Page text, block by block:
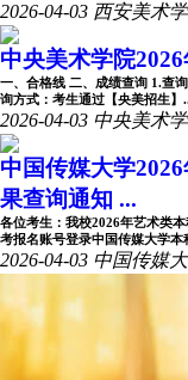
2026-04-03 西安美术
中央美术学院
一、合格线 二、成绩查询 1.查
询方式：考生通过【央美招生】
2026-04-03 中央美术
中国传媒大学
果查询通知 ...
各位考生：我校2026年艺术类
考报名账号登录中国传媒大学本
2026-04-03 中国传媒